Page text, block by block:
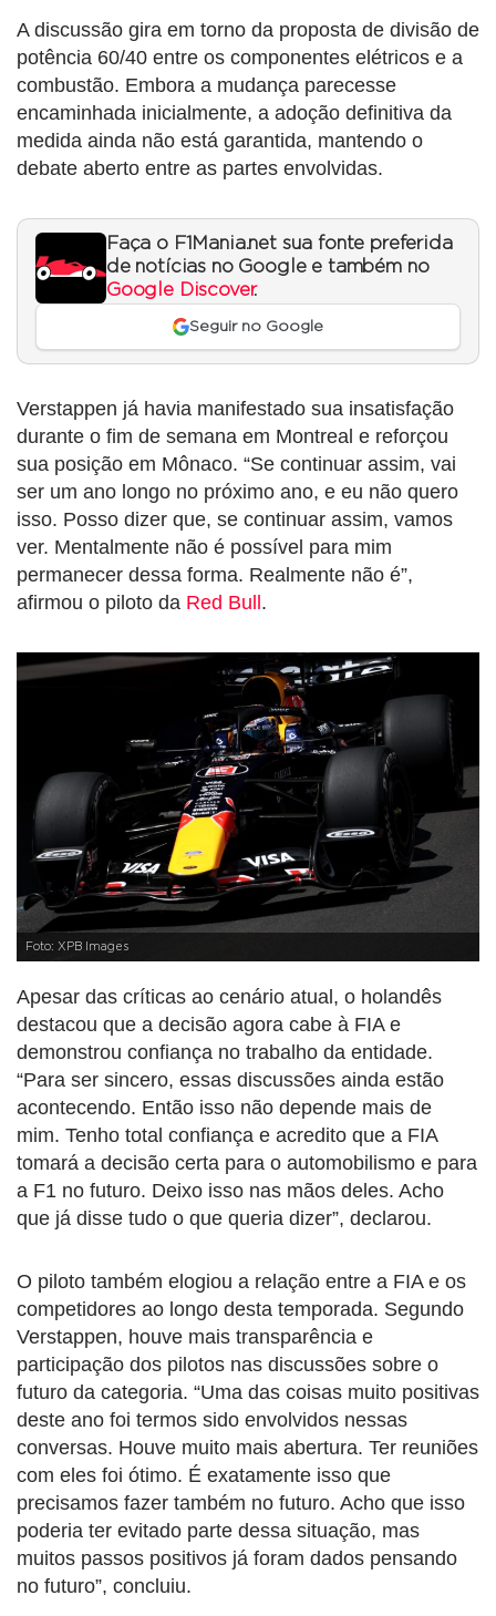
A discussão gira em torno da proposta de divisão de
potência 60/40 entre os componentes elétricos e a
combustão. Embora a mudança parecesse
encaminhada inicialmente, a adoção definitiva da
medida ainda não está garantida, mantendo o
debate aberto entre as partes envolvidas.
Faça o F1Mania.net sua fonte preferida
de notícias no Google e também no
Google Discover.
Seguir no Google
Verstappen já havia manifestado sua insatisfação
durante o fim de semana em Montreal e reforçou
sua posição em Mônaco. “Se continuar assim, vai
ser um ano longo no próximo ano, e eu não quero
isso. Posso dizer que, se continuar assim, vamos
ver. Mentalmente não é possível para mim
permanecer dessa forma. Realmente não é”,
afirmou o piloto da Red Bull .
Foto: XPB Images
Apesar das críticas ao cenário atual, o holandês
destacou que a decisão agora cabe à FIA e
demonstrou confiança no trabalho da entidade.
“Para ser sincero, essas discussões ainda estão
acontecendo. Então isso não depende mais de
mim. Tenho total confiança e acredito que a FIA
tomará a decisão certa para o automobilismo e para
a F1 no futuro. Deixo isso nas mãos deles. Acho
que já disse tudo o que queria dizer”, declarou.
O piloto também elogiou a relação entre a FIA e os
competidores ao longo desta temporada. Segundo
Verstappen, houve mais transparência e
participação dos pilotos nas discussões sobre o
futuro da categoria. “Uma das coisas muito positivas
deste ano foi termos sido envolvidos nessas
conversas. Houve muito mais abertura. Ter reuniões
com eles foi ótimo. É exatamente isso que
precisamos fazer também no futuro. Acho que isso
poderia ter evitado parte dessa situação, mas
muitos passos positivos já foram dados pensando
no futuro”, concluiu.